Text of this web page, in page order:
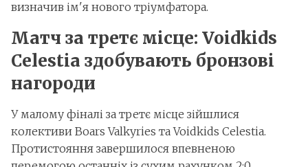
визначив ім'я нового тріумфатора.
Матч за третє місце: Voidkids
Celestia здобувають бронзові
нагороди
У малому фіналі за третє місце зійшлися
колективи Boars Valkyries та Voidkids Celestia.
Протистояння завершилося впевненою